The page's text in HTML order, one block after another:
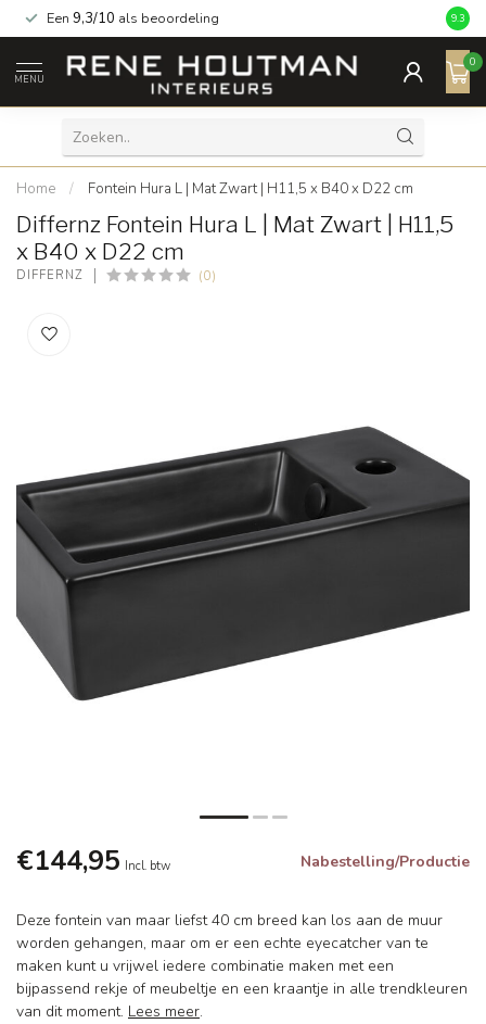
Een 9,3/10 als beoordeling 9.3
MENU
0
Home / Fontein Hura L | Mat Zwart | H11,5 x B40 x D22 cm
Differnz Fontein Hura L | Mat Zwart | H11,5
x B40 x D22 cm
DIFFERNZ (0)
€144,95 Incl. btw Nabestelling/Productie
Deze fontein van maar liefst 40 cm breed kan los aan de muur
worden gehangen, maar om er een echte eyecatcher van te
maken kunt u vrijwel iedere combinatie maken met een
bijpassend rekje of meubeltje en een kraantje in alle trendkleuren
van dit moment. Lees meer.